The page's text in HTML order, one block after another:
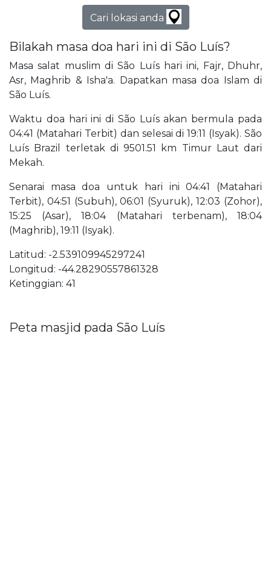
Cari lokasi anda
Bilakah masa doa hari ini di São Luís?
Masa salat muslim di São Luís hari ini, Fajr, Dhuhr,
Asr, Maghrib & Isha'a. Dapatkan masa doa Islam di
São Luís.
Waktu doa hari ini di São Luís akan bermula pada
04:41 (Matahari Terbit) dan selesai di 19:11 (Isyak). São
Luís Brazil terletak di 9501.51 km Timur Laut dari
Mekah.
Senarai masa doa untuk hari ini 04:41 (Matahari
Terbit), 04:51 (Subuh), 06:01 (Syuruk), 12:03 (Zohor),
15:25 (Asar), 18:04 (Matahari terbenam), 18:04
(Maghrib), 19:11 (Isyak).
Latitud: -2.539109945297241
Longitud: -44.28290557861328
Ketinggian: 41
Peta masjid pada São Luís